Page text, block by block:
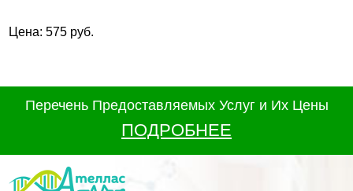
Цена: 575 руб.
Перечень Предоставляемых Услуг и Их Цены
ПОДРОБНЕЕ